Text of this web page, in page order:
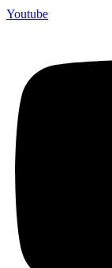
Youtube